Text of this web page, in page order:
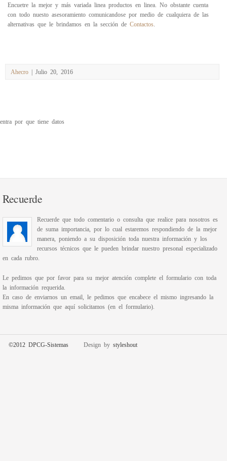
Encuetre la mejor y más variada linea productos en linea. No obstante cuenta
con todo nuesto asesoramiento comunicandose por medio de cualquiera de las
alternativas que le brindamos en la sección de Contactos
Ahecro | Julio 20, 2016
entra por que tiene datos
Recuerde
Recuerde que todo comentario o consulta que realice para nosotros es
de suma importancia, por lo cual estaremos respondiendo de la mejor
manera, poniendo a su disposición toda nuestra información y los
recursos técnicos que le pueden brindar nuestro presonal especializado
en cada rubro.
Le pedimos que por favor para su mejor atención complete el formulario con toda
la información requerida.
En caso de enviarnos un email, le pedimos que encabece el mismo ingresando la
misma información que aquí solicitamos (en el formulario).
©2012 DPCG-Sistemas Design by styleshout